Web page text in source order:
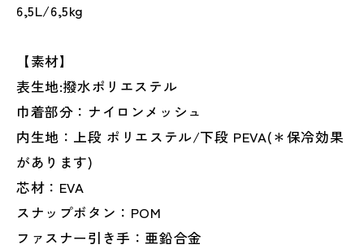
6,5L/6,5kg
【素材】
表生地:撥水ポリエステル
巾着部分：ナイロンメッシュ
内生地：上段 ポリエステル/下段 PEVA(＊保冷効果
があります)
芯材：EVA
スナップボタン：POM
ファスナー引き手：亜鉛合金